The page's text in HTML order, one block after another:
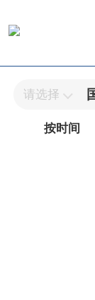
请选择
按时间